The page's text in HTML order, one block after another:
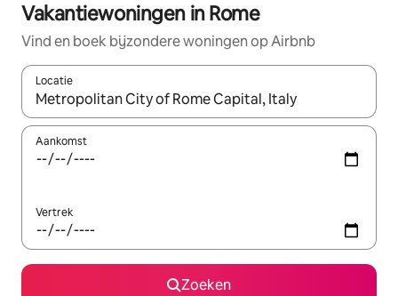
Vakantiewoningen in Rome
Vind en boek bijzondere woningen op Airbnb
Locatie
Wanneer er resultaten beschikbaar zijn, maak je een keuze
Aankomst
Vertrek
Zoeken